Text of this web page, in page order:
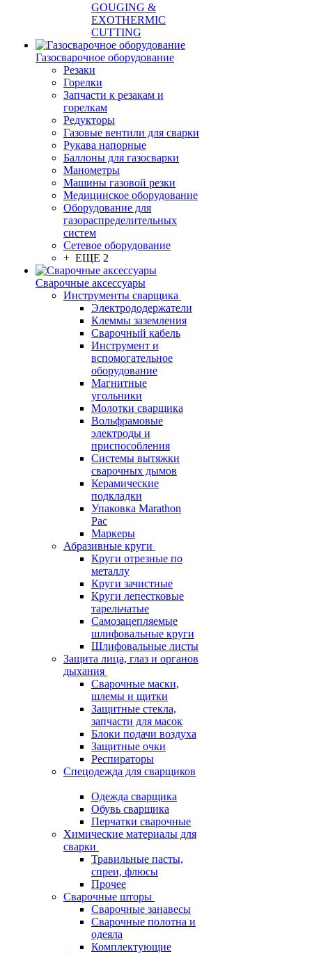
GOUGING &
EXOTHERMIC
CUTTING
Газосварочное оборудование
Резаки
Горелки
Запчасти к резакам и
горелкам
Редукторы
Газовые вентили для сварки
Рукава напорные
Баллоны для газосварки
Манометры
Машины газовой резки
Медицинское оборудование
Оборудование для
газораспределительных
систем
Сетевое оборудование
+ ЕЩЕ 2
Сварочные аксессуары
Инструменты сварщика
Электрододержатели
Клеммы заземления
Сварочный кабель
Инструмент и
вспомогательное
оборудование
Магнитные
угольники
Молотки сварщика
Вольфрамовые
электроды и
приспособления
Системы вытяжки
сварочных дымов
Керамические
подкладки
Упаковка Marathon
Pac
Маркеры
Абразивные круги
Круги отрезные по
металлу
Круги зачистные
Круги лепестковые
тарельчатые
Самозацепляемые
шлифовальные круги
Шлифовальные листы
Защита лица, глаз и органов
дыхания
Сварочные маски,
шлемы и щитки
Защитные стекла,
запчасти для масок
Блоки подачи воздуха
Защитные очки
Респираторы
Спецодежда для сварщиков
Одежда сварщика
Обувь сварщика
Перчатки сварочные
Химические материалы для
сварки
Травильные пасты,
спреи, флюсы
Прочее
Сварочные шторы
Сварочные занавесы
Сварочные полотна и
одеяла
Комплектующие